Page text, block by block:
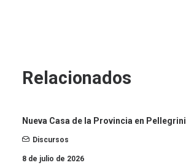
Relacionados
Nueva Casa de la Provincia en Pellegrini
Discursos
8 de julio de 2026